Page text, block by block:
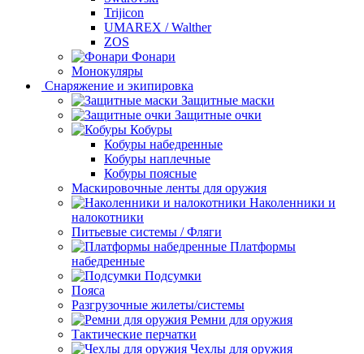
Trijicon
UMAREX / Walther
ZOS
Фонари
Монокуляры
Снаряжение и экипировка
Защитные маски
Защитные очки
Кобуры
Кобуры набедренные
Кобуры наплечные
Кобуры поясные
Маскировочные ленты для оружия
Наколенники и
налокотники
Питьевые системы / Фляги
Платформы
набедренные
Подсумки
Пояса
Разгрузочные жилеты/системы
Ремни для оружия
Тактические перчатки
Чехлы для оружия